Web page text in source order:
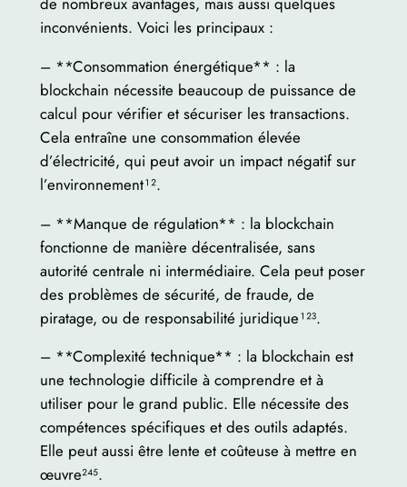
inconvénients. Voici les principaux :
– **Consommation énergétique** : la
blockchain nécessite beaucoup de puissance de
calcul pour vérifier et sécuriser les transactions.
Cela entraîne une consommation élevée
d’électricité, qui peut avoir un impact négatif sur
l’environnement¹².
– **Manque de régulation** : la blockchain
fonctionne de manière décentralisée, sans
autorité centrale ni intermédiaire. Cela peut poser
des problèmes de sécurité, de fraude, de
piratage, ou de responsabilité juridique¹²³.
– **Complexité technique** : la blockchain est
une technologie difficile à comprendre et à
utiliser pour le grand public. Elle nécessite des
compétences spécifiques et des outils adaptés.
Elle peut aussi être lente et coûteuse à mettre en
œuvre²⁴⁵.